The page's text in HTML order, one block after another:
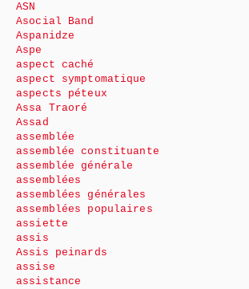
ASN
Asocial Band
Aspanidze
Aspe
aspect caché
aspect symptomatique
aspects péteux
Assa Traoré
Assad
assemblée
assemblée constituante
assemblée générale
assemblées
assemblées générales
assemblées populaires
assiette
assis
Assis peinards
assise
assistance